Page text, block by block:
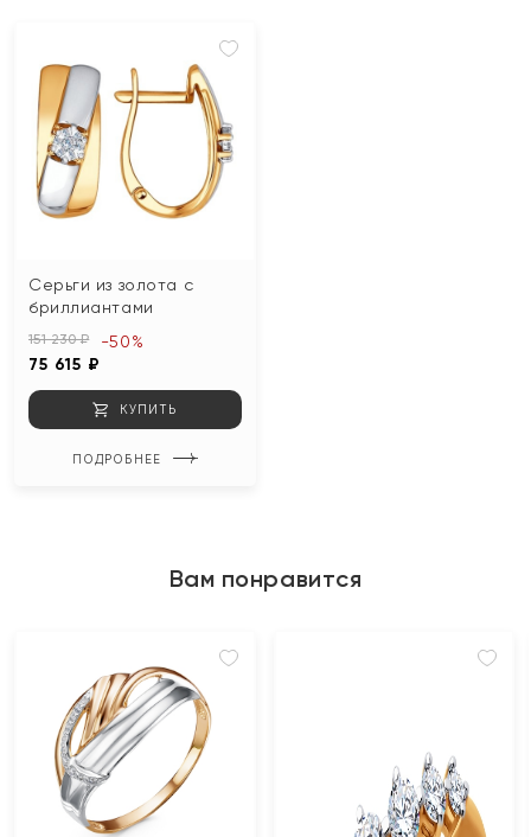
Серьги из золота с
бриллиантами
151 230 ₽
75 615 ₽
-50%
КУПИТЬ
ПОДРОБНЕЕ
Вам понравится